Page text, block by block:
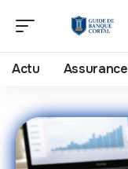
Actu Assurance